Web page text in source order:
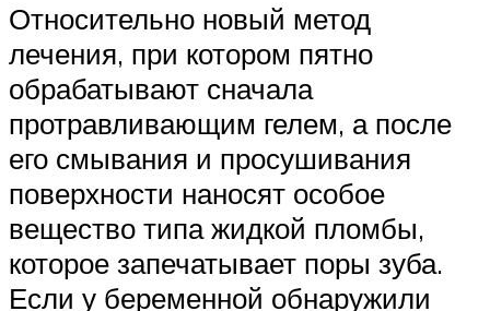
Относительно новый метод
лечения, при котором пятно
обрабатывают сначала
протравливающим гелем, а после
его смывания и просушивания
поверхности наносят особое
вещество типа жидкой пломбы,
которое запечатывает поры зуба.
Если у беременной обнаружили